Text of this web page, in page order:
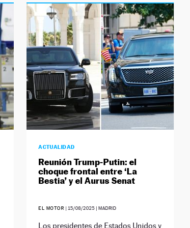
ACTUALIDAD
Reunión Trump-Putin: el
choque frontal entre ‘La
Bestia’ y el Aurus Senat
EL MOTOR | 15/08/2025 | MADRID
Los presidentes de Estados Unidos y